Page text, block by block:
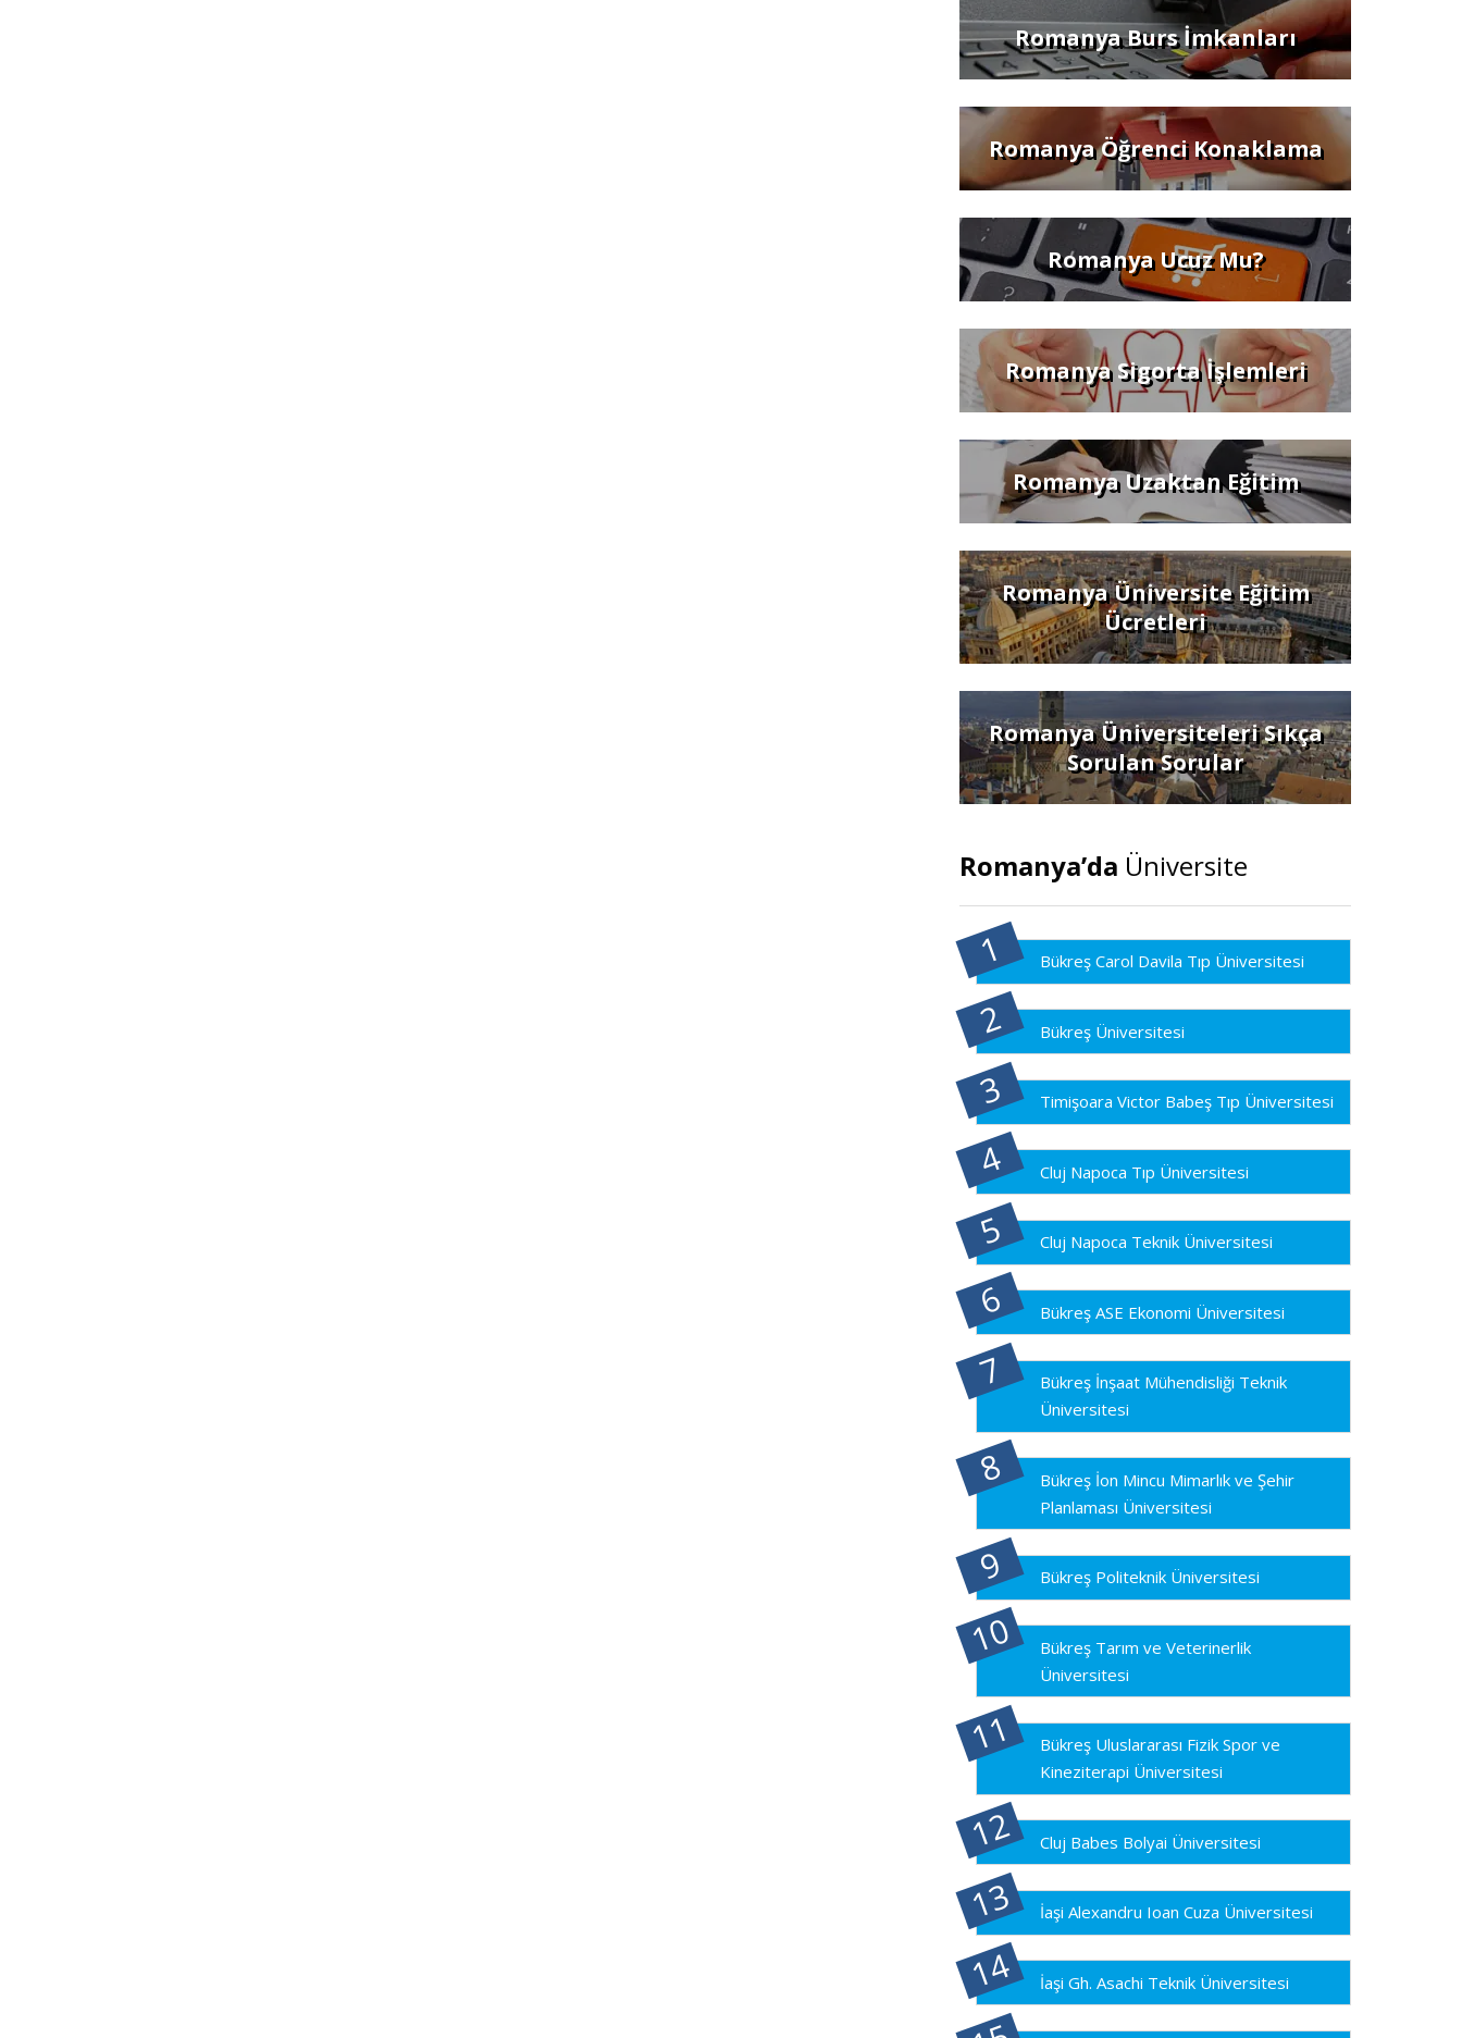
Romanya Burs İmkanları
Romanya Öğrenci Konaklama
Romanya Ucuz Mu?
Romanya Sigorta İşlemleri
Romanya Uzaktan Eğitim
Romanya Üniversite Eğitim
Ücretleri
Romanya Üniversiteleri Sıkça
Sorulan Sorular
Romanya’da Üniversite
Bükreş Carol Davila Tıp Üniversitesi
Bükreş Üniversitesi
Timişoara Victor Babeş Tıp Üniversitesi
Cluj Napoca Tıp Üniversitesi
Cluj Napoca Teknik Üniversitesi
Bükreş ASE Ekonomi Üniversitesi
Bükreş İnşaat Mühendisliği Teknik
Üniversitesi
Bükreş İon Mincu Mimarlık ve Şehir
Planlaması Üniversitesi
Bükreş Politeknik Üniversitesi
Bükreş Tarım ve Veterinerlik
Üniversitesi
Bükreş Uluslararası Fizik Spor ve
Kineziterapi Üniversitesi
Cluj Babes Bolyai Üniversitesi
İaşi Alexandru Ioan Cuza Üniversitesi
İaşi Gh. Asachi Teknik Üniversitesi